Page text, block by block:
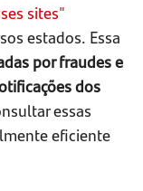
sites"
estados. Essa
por fraudes e
dos
essas
eficiente